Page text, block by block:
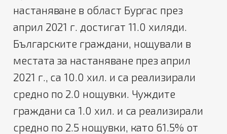
настаняване в област Бургас през
април 2021 г. достигат 11.0 хиляди.
Българските граждани, нощували в
местата за настаняване през април
2021 г., са 10.0 хил. и са реализирали
средно по 2.0 нощувки. Чуждите
граждани са 1.0 хил. и са реализирали
средно по 2.5 нощувки, като 61.5% от